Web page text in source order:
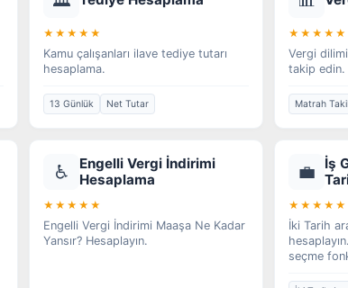
★★★★★
Kamu çalışanları ilave tediye tutarı
hesaplama.
13 Günlük Net Tutar
★★★★★
Vergi
takip edin.
Matrah
♿
Engelli Vergi İndirimi
Hesaplama
★★★★★
Engelli Vergi İndirimi Maaşa Ne Kadar
Yansır? Hesaplayın.
💼
İş
★★★★★
İki Tarih
seçme